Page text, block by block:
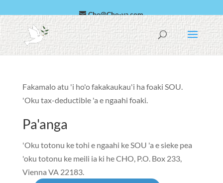
Cho@Cho-va.com
العربية
Faka-Sipeini
Fakamalo atu 'i ho'o fakakaukau'i ha foaki SOU.
'Oku tax-deductible 'a e ngaahi foaki.
Pa'anga
'Oku totonu ke tohi e ngaahi ke SOU 'a e sieke pea
'oku totonu ke meili ia ki heCHO, P.O. Box 233,
Vienna VA 22183.